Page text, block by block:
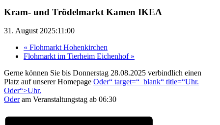
Kram- und Trödelmarkt Kamen IKEA
31. August 2025:11:00
« Flohmarkt Hohenkirchen
Flohmarkt im Tierheim Eichenhof »
Gerne können Sie bis Donnerstag 28.08.2025 verbindlich einen
Platz auf unserer Homepage Oder“ target=“_blank“ title=“Uhr.
Oder“>Uhr.
Oderam Veranstaltungstag ab 06:30